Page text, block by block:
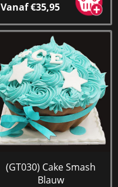
Vanaf €35,95
(GT030) Cake Smash
Blauw